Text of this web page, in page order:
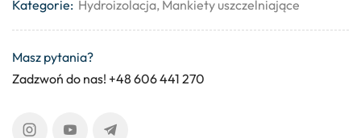
Kategorie: Hydroizolacja, Mankiety uszczelniające
Masz pytania?
Zadzwoń do nas! +48 606 441 270